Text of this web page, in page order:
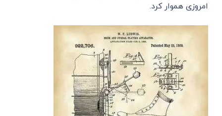
امروزی هموار کرد.